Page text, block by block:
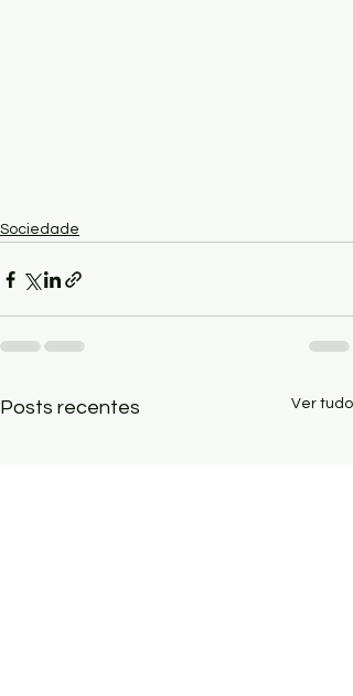
Sociedade
Posts recentes Ver tudo